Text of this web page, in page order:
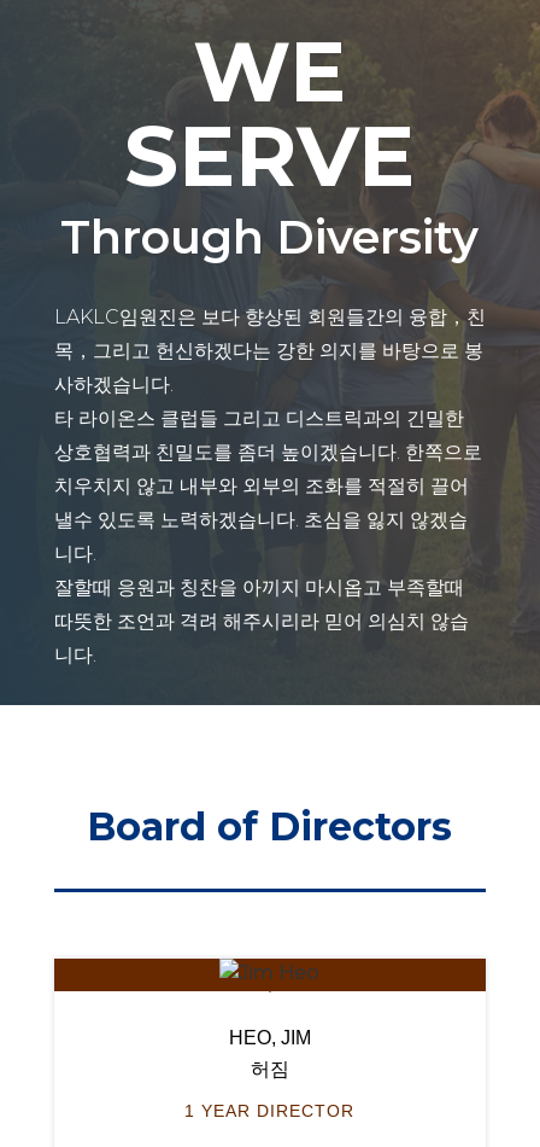
WE
SERVE
Through Diversity
LAKLC임원진은 보다 향상된 회원들간의 융합，친
목，그리고 헌신하겠다는 강한 의지를 바탕으로 봉
사하겠습니다.
타 라이온스 클럽들 그리고 디스트릭과의 긴밀한
상호협력과 친밀도를 좀더 높이겠습니다. 한쪽으로
치우치지 않고 내부와 외부의 조화를 적절히 끌어
낼수 있도록 노력하겠습니다. 초심을 잃지 않겠습
니다.
잘할때 응원과 칭찬을 아끼지 마시옵고 부족할때
따뜻한 조언과 격려 해주시리라 믿어 의심치 않습
니다.
Board of Directors
HEO, JIM
허짐
1 YEAR DIRECTOR